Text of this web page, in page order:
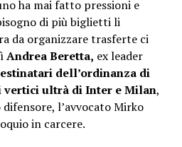
ha mai fatto pressioni e
di più biglietti li
da organizzare trasferte ci
Andrea Beretta, ex leader
dell’ordinanza di
vertici ultrà di Inter e Milan,
l’avvocato Mirko
in carcere.